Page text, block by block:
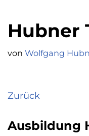
Hubner
von Wolfgang
Zurück
Ausbildung